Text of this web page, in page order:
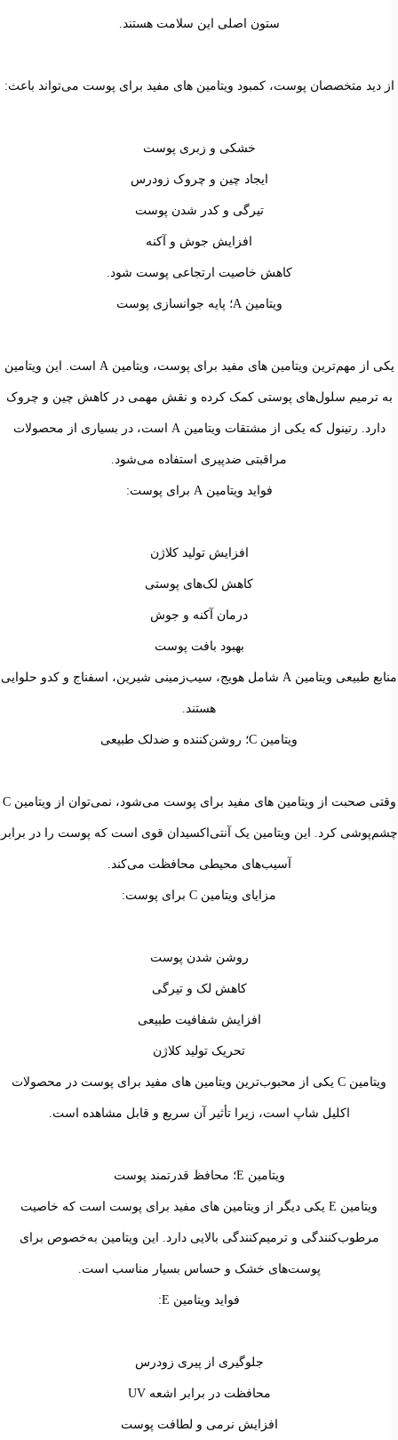
ستون اصلی این سلامت هستند.
از دید متخصصان پوست، کمبود ویتامین های مفید برای پوست می‌تواند باعث:
خشکی و زبری پوست
ایجاد چین و چروک زودرس
تیرگی و کدر شدن پوست
افزایش جوش و آکنه
کاهش خاصیت ارتجاعی پوست شود.
ویتامین A؛ پایه جوانسازی پوست
یکی از مهم‌ترین ویتامین های مفید برای پوست، ویتامین A است. این ویتامین
به ترمیم سلول‌های پوستی کمک کرده و نقش مهمی در کاهش چین و چروک
دارد. رتینول که یکی از مشتقات ویتامین A است، در بسیاری از محصولات
مراقبتی ضدپیری استفاده می‌شود.
فواید ویتامین A برای پوست:
افزایش تولید کلاژن
کاهش لک‌های پوستی
درمان آکنه و جوش
بهبود بافت پوست
منابع طبیعی ویتامین A شامل هویج، سیب‌زمینی شیرین، اسفناج و کدو حلوایی
هستند.
ویتامین C؛ روشن‌کننده و ضدلک طبیعی
وقتی صحبت از ویتامین های مفید برای پوست می‌شود، نمی‌توان از ویتامین C
چشم‌پوشی کرد. این ویتامین یک آنتی‌اکسیدان قوی است که پوست را در برابر
آسیب‌های محیطی محافظت می‌کند.
مزایای ویتامین C برای پوست:
روشن شدن پوست
کاهش لک و تیرگی
افزایش شفافیت طبیعی
تحریک تولید کلاژن
ویتامین C یکی از محبوب‌ترین ویتامین های مفید برای پوست در محصولات
اکلیل شاپ است، زیرا تأثیر آن سریع و قابل مشاهده است.
ویتامین E؛ محافظ قدرتمند پوست
ویتامین E یکی دیگر از ویتامین های مفید برای پوست است که خاصیت
مرطوب‌کنندگی و ترمیم‌کنندگی بالایی دارد. این ویتامین به‌خصوص برای
پوست‌های خشک و حساس بسیار مناسب است.
فواید ویتامین E:
جلوگیری از پیری زودرس
محافظت در برابر اشعه UV
افزایش نرمی و لطافت پوست